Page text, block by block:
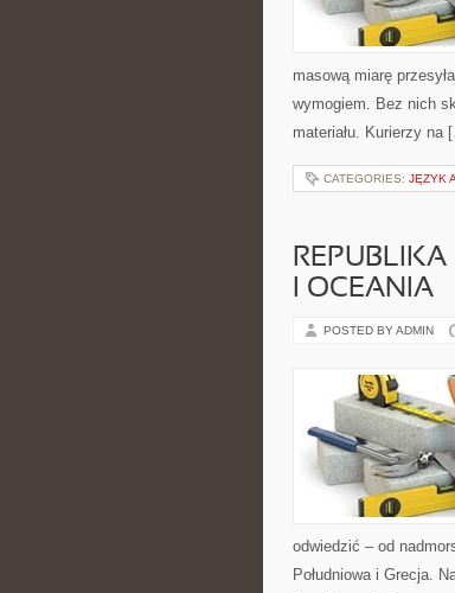
masową miarę
wymogiem. Bez nich
materiału. Kurierzy na
CATEGORIES: JĘZYK
I OCEANIA
POSTED BY ADMIN
odwiedzić – od
Południowa i Grecja.